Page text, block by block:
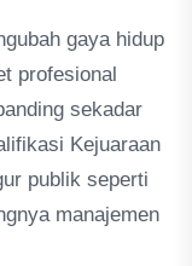
gaya hidup
profesional
sekadar
Kejuaraan
publik seperti
manajemen